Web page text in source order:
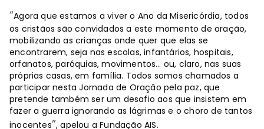
“Agora que estamos a viver o Ano da Misericórdia, todos
os cristãos são convidados a este momento de oração,
mobilizando as crianças onde quer que elas se
encontrarem, seja nas escolas, infantários, hospitais,
orfanatos, paróquias, movimentos… ou, claro, nas suas
próprias casas, em família. Todos somos chamados a
participar nesta Jornada de Oração pela paz, que
pretende também ser um desafio aos que insistem em
fazer a guerra ignorando as lágrimas e o choro de tantos
inocentes”, apelou a Fundação AIS.